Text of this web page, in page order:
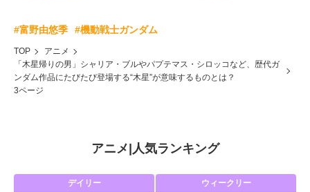
#富野由悠季 #機動戦士ガンダム
TOP
アニメ
「木星帰りの男」シャリア・ブルやパプテマス・シロッコなど、歴代ガ
ンダム作品にたびたび登場する“木星”が意味するものとは？
3ページ
アニメ 人気ランキング
デイリー ウィークリー